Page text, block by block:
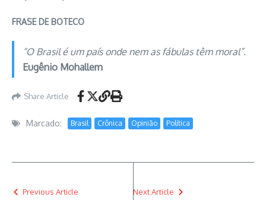
FRASE DE BOTECO
“O Brasil é um país onde nem as fábulas têm moral”.
Eugênio Mohallem
Share Article
Marcado: Brasil Crônica Opinião Política
Previous Article Next Article